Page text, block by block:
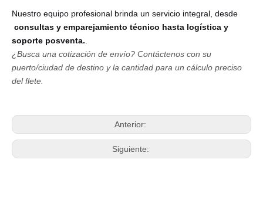
Nuestro equipo profesional brinda un servicio integral, desde
consultas y emparejamiento técnico hasta logística y
soporte posventa.
¿Busca una cotización de envío? Contáctenos con su
puerto/ciudad de destino y la cantidad para un cálculo preciso
del flete.
Anterior:
Siguiente: